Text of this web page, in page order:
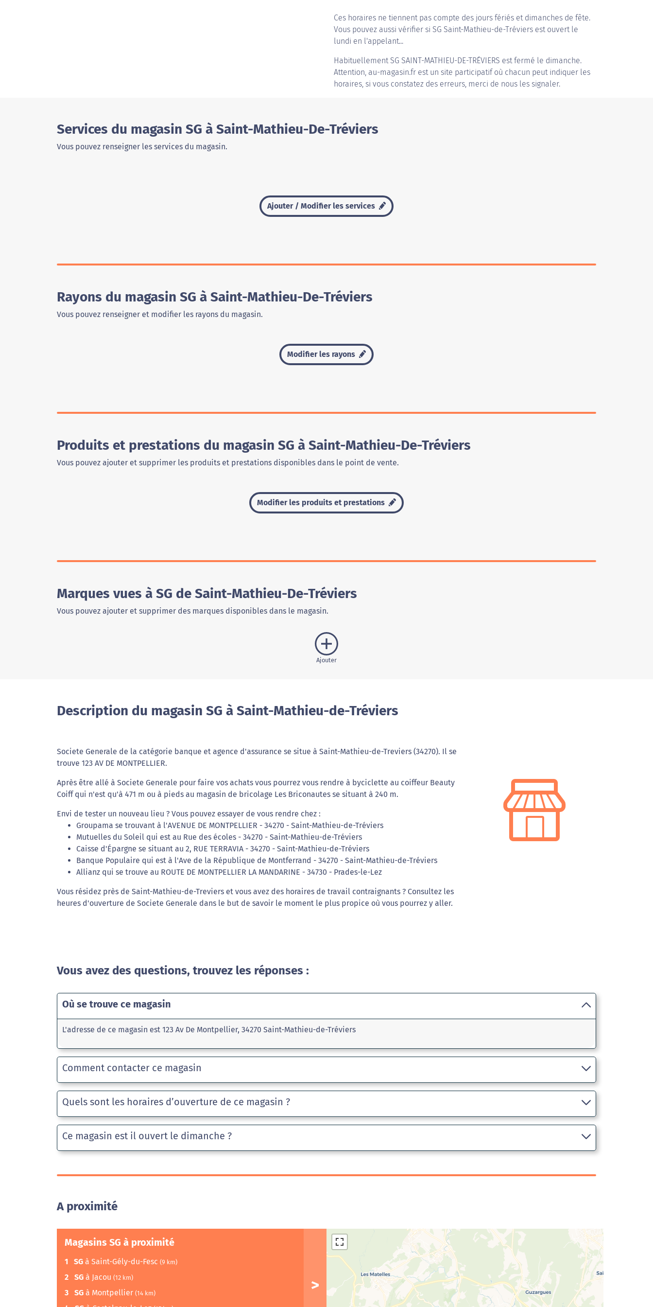
Ces horaires ne tiennent pas compte des jours fériés et dimanches de fête.
Vous pouvez aussi vérifier si SG Saint-Mathieu-de-Tréviers est ouvert le
lundi en l'appelant...
HabituellementSG SAINT-MATHIEU-DE-TRÉVIERS est fermé le dimanche.
Attention, au-magasin.fr est un site participatif où chacun peut indiquer les
horaires, si vous constatez des erreurs, merci de nous les signaler.
Services du magasin SG à Saint-Mathieu-De-Tréviers
Vous pouvez renseigner les services du magasin.
Ajouter / Modifier les services
Rayons du magasin SG à Saint-Mathieu-De-Tréviers
Vous pouvez renseigner et modifier les rayons du magasin.
Modifier les rayons
Produits et prestations du magasin SG à Saint-Mathieu-De-Tréviers
Vous pouvez ajouter et supprimer les produits et prestations disponibles dans le point de vente.
Modifier les produits et prestations
Marques vues à SG de Saint-Mathieu-De-Tréviers
Vous pouvez ajouter et supprimer des marques disponibles dans le magasin.
Ajouter
Description du magasin SG à Saint-Mathieu-de-Tréviers
Societe Generale de la catégorie banque et agence d'assurance se situe à Saint-Mathieu-de-Treviers (34270). Il se
trouve 123 AV DE MONTPELLIER.
Après être allé à Societe Generale pour faire vos achats vous pourrez vous rendre à byciclette au coiffeur Beauty
Coiff qui n'est qu'à 471 m ou à pieds au magasin de bricolage Les Briconautes se situant à 240 m.
Envi de tester un nouveau lieu ? Vous pouvez essayer de vous rendre chez :
Groupama se trouvant à l'AVENUE DE MONTPELLIER - 34270 - Saint-Mathieu-de-Tréviers
Mutuelles du Soleil qui est au Rue des écoles - 34270 - Saint-Mathieu-de-Tréviers
Caisse d'Épargne se situant au 2, RUE TERRAVIA - 34270 - Saint-Mathieu-de-Tréviers
Banque Populaire qui est à l'Ave de la République de Montferrand - 34270 - Saint-Mathieu-de-Tréviers
Allianz qui se trouve au ROUTE DE MONTPELLIER LA MANDARINE - 34730 - Prades-le-Lez
Vous résidez près de Saint-Mathieu-de-Treviers et vous avez des horaires de travail contraignants ? Consultez les
heures d'ouverture de Societe Generale dans le but de savoir le moment le plus propice où vous pourrez y aller.
Vous avez des questions, trouvez les réponses :
Où se trouve ce magasin
L'adresse de ce magasin est 123 Av De Montpellier, 34270 Saint-Mathieu-de-Tréviers
Comment contacter ce magasin
Quels sont les horaires d’ouverture de ce magasin ?
Ce magasin est il ouvert le dimanche ?
A proximité
Magasins SG à proximité
1 SG à Saint-Gély-du-Fesc (9 km)
2 SG à Jacou (12 km)
3 SG à Montpellier (14 km)